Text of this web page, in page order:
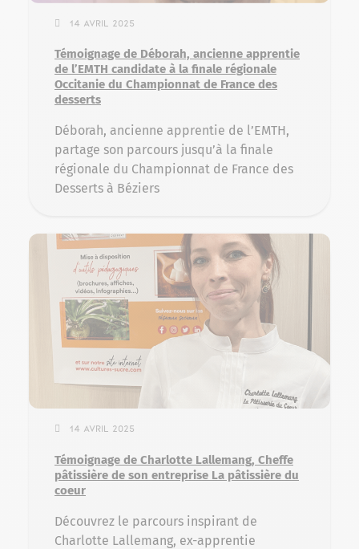
14 avril 2025
Témoignage de Déborah, ancienne apprentie
de l’EMTH candidate à la finale régionale
Occitanie du Championnat de France des
desserts
Déborah, ancienne apprentie de l’EMTH,
partage son parcours jusqu’à la finale
régionale du Championnat de France des
Desserts à Béziers
14 avril 2025
Témoignage de Charlotte Lallemang, Cheffe
pâtissière de son entreprise La pâtissière du
coeur
Découvrez le parcours inspirant de
Charlotte Lallemang, ex-apprentie